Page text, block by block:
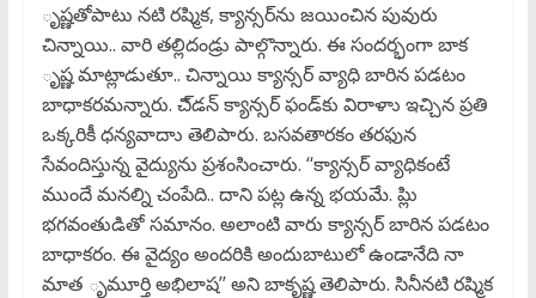
ృష్ణతోపాటు నటి రష్మిక, క్యాన్సర్‌ను జయించిన పువురు
చిన్నాయి.. వారి తల్లిదండ్రు పాల్గొన్నారు. ఈ సందర్భంగా బాక
ృష్ణ మాట్లాడుతూ.. చిన్నాయి క్యాన్సర్‌ వ్యాధి బారిన పడటం
బాధాకరమన్నారు. చి్డన్‌ క్యాన్సర్‌ ఫండ్‌కు విరాళాు ఇచ్చిన ప్రతి
ఒక్కరికీ ధన్యవాదాు తెలిపారు. బసవతారకం తరఫున
సేవందిస్తున్న వైద్యును ప్రశంసించారు. ‘‘క్యాన్సర్‌ వ్యాధికంటే
ముందే మనల్ని చంపేది.. దాని పట్ల ఉన్న భయమే. ప్లిు
భగవంతుడితో సమానం. అలాంటి వారు క్యాన్సర్‌ బారిన పడటం
బాధాకరం. ఈ వైద్యం అందరికి అందుబాటులో ఉండానేది నా
మాత ృమూర్తి అభిలాష’’ అని బాకృష్ణ తెలిపారు. సినీనటి రష్మిక